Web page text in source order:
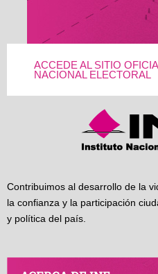
ACCEDE AL SITIO
NACIONAL ELECTORAL
Contribuimos al desarrollo de la
la confianza y la participación
y política del país.